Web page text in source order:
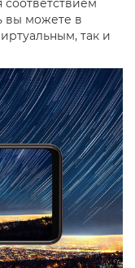
соответствием
вы можете в
так и